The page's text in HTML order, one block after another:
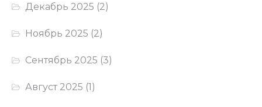
Декабрь 2025 (2)
Ноябрь 2025 (2)
Сентябрь 2025 (3)
Август 2025 (1)